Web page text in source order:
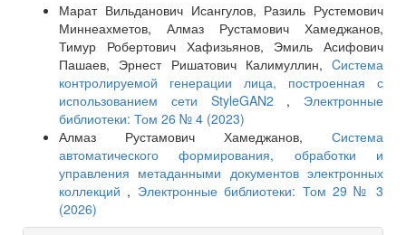
Марат Вильданович Исангулов, Разиль Рустемович
Миннеахметов, Алмаз Рустамович Хамеджанов,
Тимур Робертович Хафизьянов, Эмиль Асифович
Пашаев, Эрнест Ришатович Калимуллин, Cистема
контролируемой генерации лица, построенная с
использованием сети StyleGAN2 , Электронные
библиотеки: Том 26 № 4 (2023)
Алмаз Рустамович Хамеджанов, Система
автоматического формирования, обработки и
управления метаданными документов электронных
коллекций , Электронные библиотеки: Том 29 № 3
(2026)